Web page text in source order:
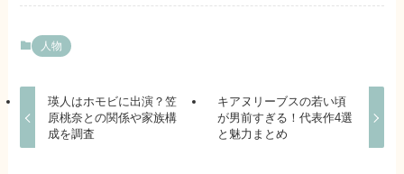
人物
瑛人はホモビに出演？笠
原桃奈との関係や家族構
成を調査
キアヌリーブスの若い頃
が男前すぎる！代表作4選
と魅力まとめ